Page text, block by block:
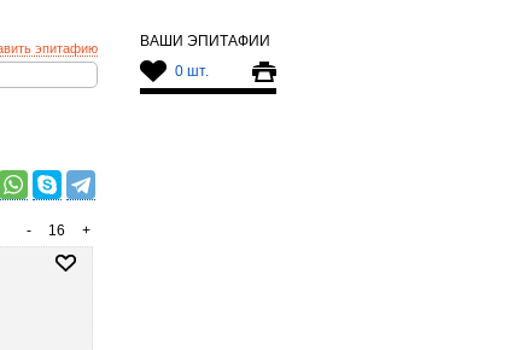
ВАШИ ЭПИТАФИИ
0 шт.
эпитафию
+
16
-